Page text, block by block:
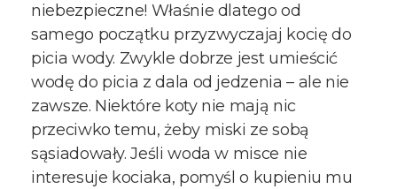
niebezpieczne! Właśnie dlatego od
samego początku przyzwyczajaj kocię do
picia wody. Zwykle dobrze jest umieścić
wodę do picia z dala od jedzenia – ale nie
zawsze. Niektóre koty nie mają nic
przeciwko temu, żeby miski ze sobą
sąsiadowały. Jeśli woda w misce nie
interesuje kociaka, pomyśl o kupieniu mu